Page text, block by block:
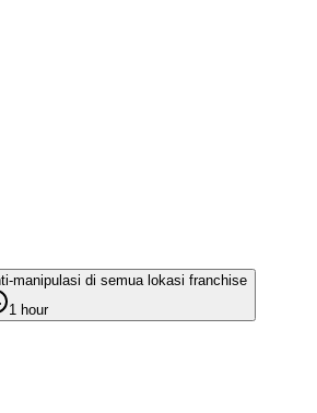
manipulasi di semua lokasi franchise
1 hour